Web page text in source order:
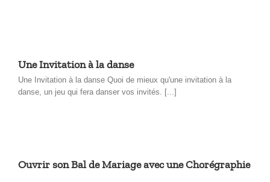
Une Invitation à la danse
Une Invitation à la danse Quoi de mieux qu'une invitation à la
danse, un jeu qui fera danser vos invités. [...]
Ouvrir son Bal de Mariage avec une Chorégraphie